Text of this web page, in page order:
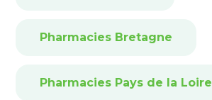
Pharmacies Bretagne
Pharmacies Pays de la Loire